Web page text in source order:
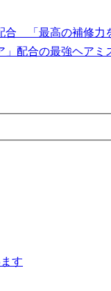
合 「最高の補修力
配合の最強ヘアミ
す